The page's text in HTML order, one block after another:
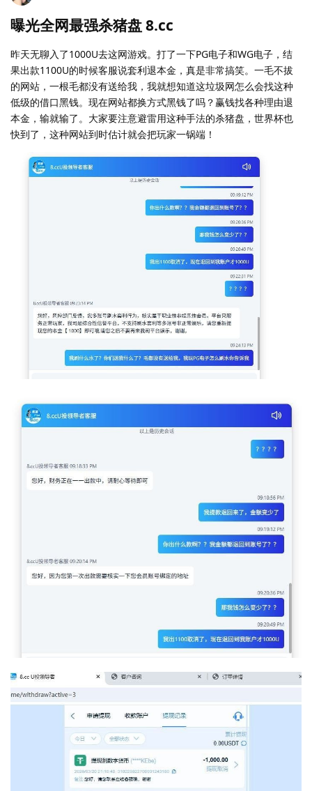
曝光全网最强杀猪盘 8.cc
昨天无聊入了1000U去这网游戏。打了一下PG电子和WG电子，结
果出款1100U的时候客服说套利退本金，真是非常搞笑。一毛不拔
的网站，一根毛都没有送给我，我就想知道这垃圾网怎么会找这种
低级的借口黑钱。现在网站都换方式黑钱了吗？赢钱找各种理由退
本金，输就输了。大家要注意避雷用这种手法的杀猪盘，世界杯也
快到了，这种网站到时估计就会把玩家一锅端！